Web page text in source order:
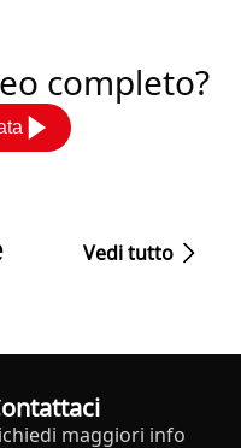
completo?
Vedi tutto
Contattaci
maggiori info